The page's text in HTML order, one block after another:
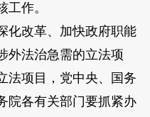
作。
改革、加快政府职能
外法治急需的立法项
法项目，党中央、国务
院各有关部门要抓紧办